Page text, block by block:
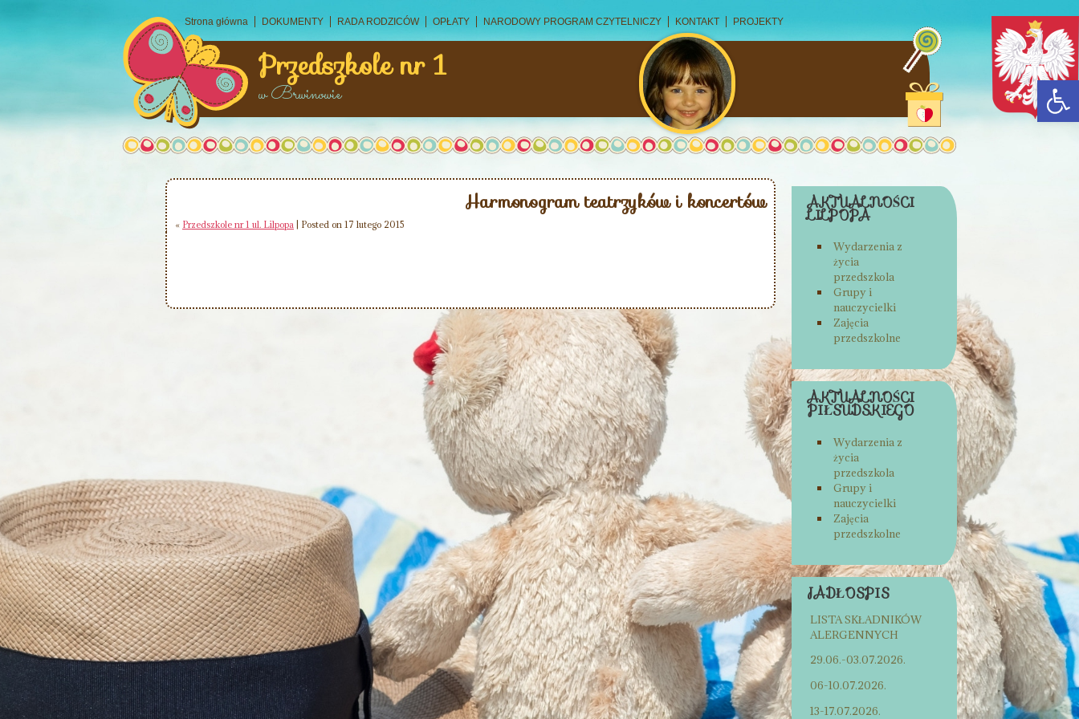
Przedszkole nr 1
w Brwinowie
Strona główna DOKUMENTY RADA RODZICÓW OPŁATY NARODOWY PROGRAM CZYTELNICZY KONTAKT PROJEKTY
Harmonogram teatrzyków i koncertów
« Przedszkole nr 1 ul. Lilpopa | Posted on 17 lutego 2015
AKTUALNOŚCI
LILPOPA
Wydarzenia z
życia
przedszkola
Grupy i
nauczycielki
Zajęcia
przedszkolne
AKTUALNOŚCI
PIŁSUDSKIEGO
Wydarzenia z
życia
przedszkola
Grupy i
nauczycielki
Zajęcia
przedszkolne
JADŁOSPIS
LISTA SKŁADNIKÓW
ALERGENNYCH
29.06.-03.07.2026.
06-10.07.2026.
13-17.07.2026.